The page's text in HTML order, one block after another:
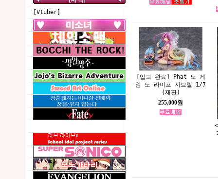
[Vtuber]
[입고 완료] Phat 노 게
임 노 라이프 지브릴 1/7
(재판)
255,000원